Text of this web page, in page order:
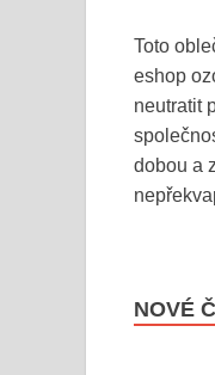
Toto
eshop
neutratit
dobou a
NOVÉ